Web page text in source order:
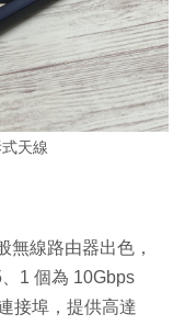
天線
無線路由器出色，
1 個為 10Gbps
接埠，提供高達